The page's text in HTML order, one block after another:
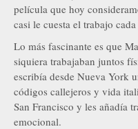
película que hoy
casi le cuesta el trabajo
Lo más fascinante es que
siquiera trabajaban juntos
escribía desde Nueva York
códigos callejeros y vida
San Francisco y les añadía
emocional.